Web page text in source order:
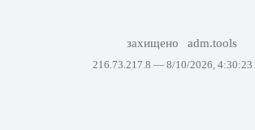
захищено adm.tools
216.73.217.8 — 8/10/2026, 4:30:23